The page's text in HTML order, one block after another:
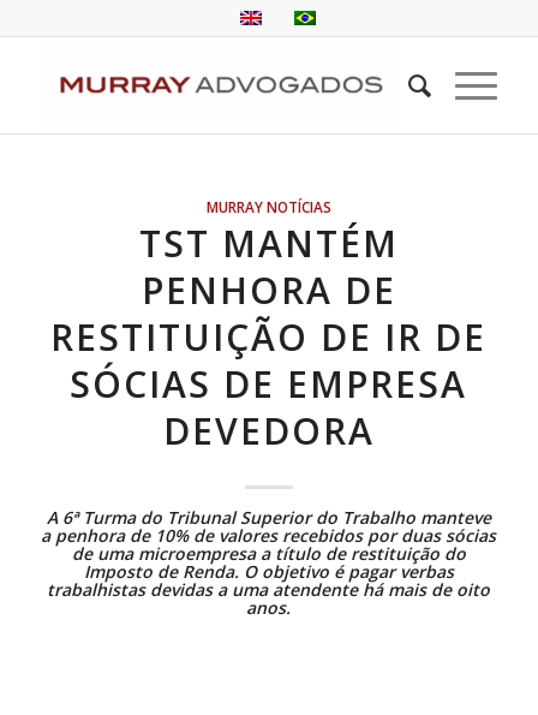
MURRAY NOTÍCIAS
TST MANTÉM
PENHORA DE
RESTITUIÇÃO DE IR DE
SÓCIAS DE EMPRESA
DEVEDORA
A 6ª Turma do Tribunal Superior do Trabalhomanteve
a penhora de 10% de valores recebidos por duas sócias
de uma microempresa a título de restituição do
Imposto de Renda. O objetivo é pagar verbas
trabalhistas devidas a uma atendente há mais de oito
anos.